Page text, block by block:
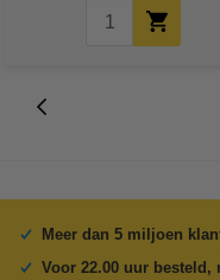
Meer dan 5 miljoen
Voor 22.00 uur besteld,